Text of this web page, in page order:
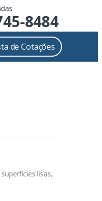
8484
de Cotações
lisas,